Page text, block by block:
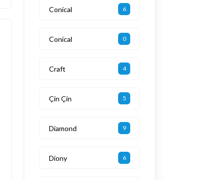
Conical 6
Conical 0
Craft 4
Çin Çin 5
Diamond 9
Diony 6